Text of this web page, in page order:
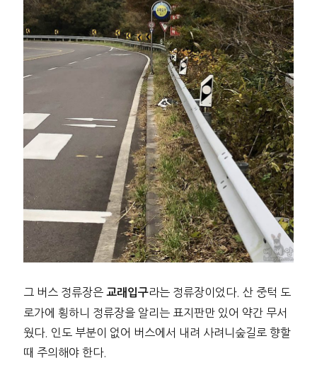
그 버스 정류장은 교래입구라는 정류장이었다. 산 중턱 도
로가에 횡하니 정류장을 알리는 표지판만 있어 약간 무서
웠다. 인도 부분이 없어 버스에서 내려 사려니숲길로 향할
때 주의해야 한다.